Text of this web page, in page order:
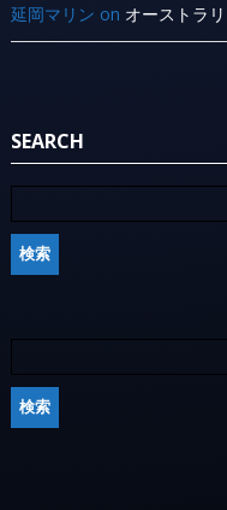
延岡マリン on オーストラ
SEARCH